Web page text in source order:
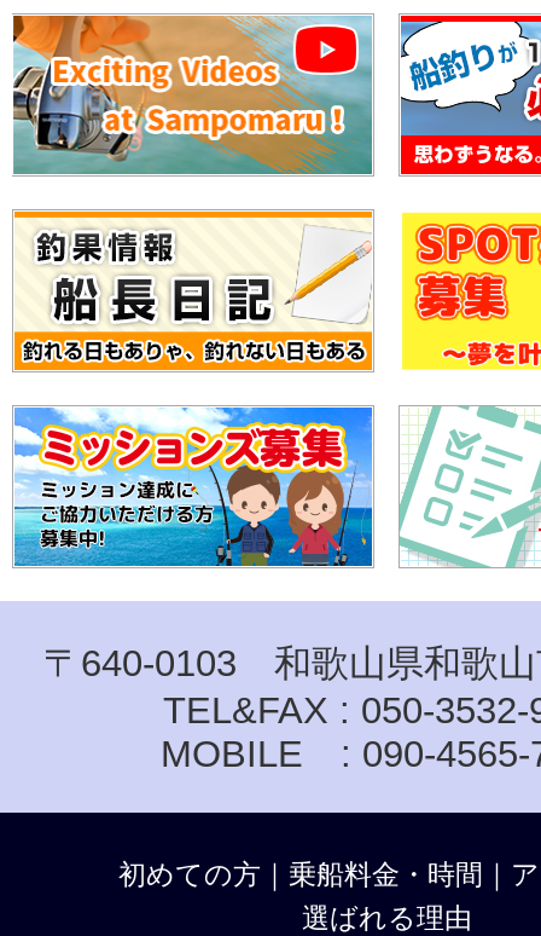
〒640-0103 和歌山県和歌山
TEL&FAX : 050-3532-
MOBILE : 090-4565-
初めての方 ｜ 乗船料金・時間 ｜
選ばれる理由